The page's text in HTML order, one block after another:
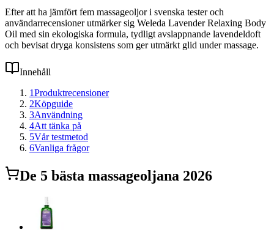
Efter att ha jämfört fem massageoljor i svenska tester och
användarrecensioner utmärker sig Weleda Lavender Relaxing Body
Oil med sin ekologiska formula, tydligt avslappnande lavendeldoft
och bevisat dryga konsistens som ger utmärkt glid under massage.
Innehåll
1Produktrecensioner
2Köpguide
3Användning
4Att tänka på
5Vår testmetod
6Vanliga frågor
De 5 bästa massageoljana 2026